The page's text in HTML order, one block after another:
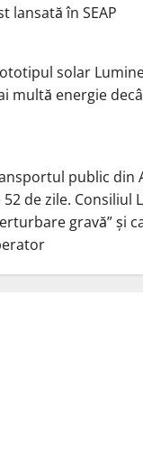
lansată în SEAP
solar
multă energie
public din
52 de zile. Consiliul
gravă” și